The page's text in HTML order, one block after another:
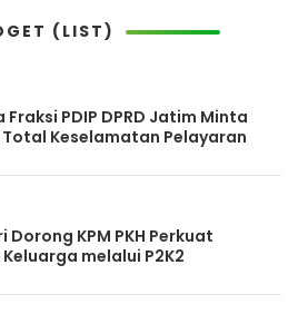
(LIST)
PDIP DPRD Jatim Minta
Total Keselamatan Pelayaran
Dorong KPM PKH Perkuat
melalui P2K2